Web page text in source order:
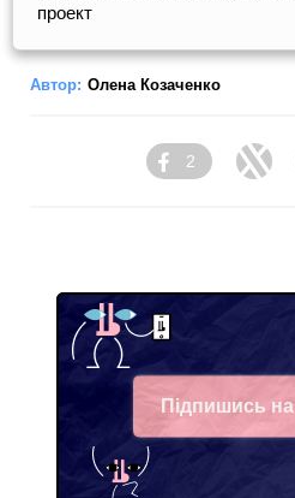
проект
Автор: Олена Козаченко
Facebook
2
Підпишись
Telegram